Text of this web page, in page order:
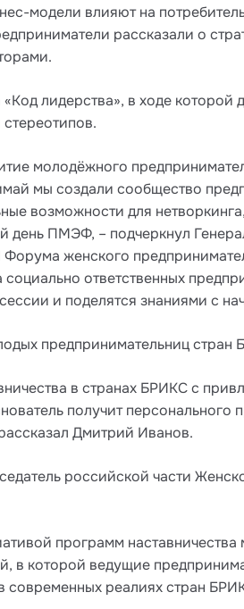
модели влияют на
рассказали о
лидерства», в ходе которой
молодёжного
мы создали сообщество
возможности для
день ПМЭФ, – подчеркнул
женского
ответственных
и поделятся знаниями с
предпринимательниц стран
в странах БРИКС с
получит
Дмитрий Иванов.
российской части
программ
которой ведущие
современных реалиях стран